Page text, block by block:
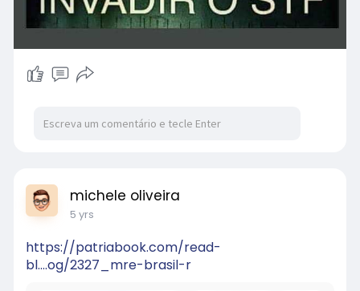
michele oliveira
5 yrs
https://patriabook.com/read-
bl....og/2327_mre-brasil-r